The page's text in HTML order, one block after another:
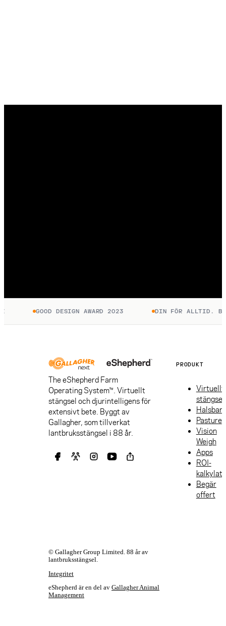
GOOD DESIGN AWARD 2023 DIN FÖR ALLTID.
The eShepherd Farm
Operating System™. Virtuellt
stängsel och djurintelligens för
extensivt bete. Byggt av
Gallagher, som tillverkat
lantbruksstängsel i 88 år.
PRODUKT
Virtuellt
stängsel
Pasture
Vision
Weigh
Apps
ROI-
Begär
offert
© Gallagher Group Limited. 88 år av
lantbruksstängsel.
Integritet
eShepherd är en del av Gallagher Animal
Management